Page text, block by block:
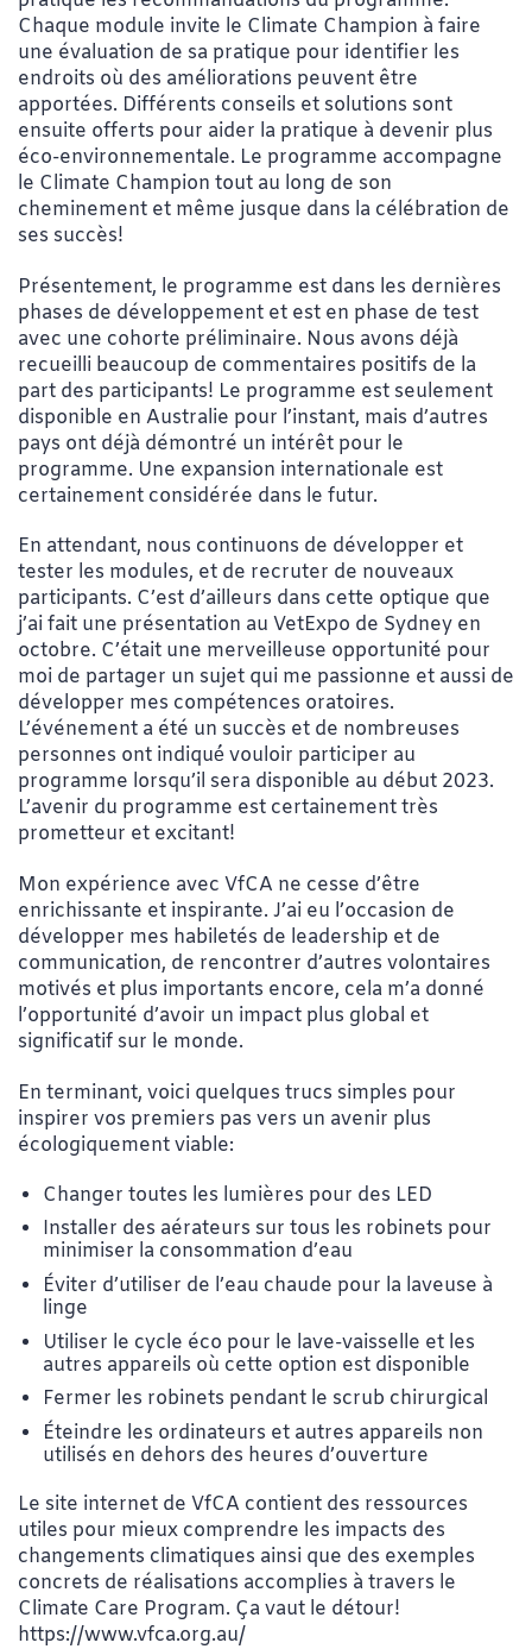
Chaque module invite le Climate Champion à faire
une évaluation de sa pratique pour identifier les
endroits où des améliorations peuvent être
apportées. Différents conseils et solutions sont
ensuite offerts pour aider la pratique à devenir plus
éco-environnementale. Le programme accompagne
le Climate Champion tout au long de son
cheminement et même jusque dans la célébration de
ses succès!
Présentement, le programme est dans les dernières
phases de développement et est en phase de test
avec une cohorte préliminaire. Nous avons déjà
recueilli beaucoup de commentaires positifs de la
part des participants! Le programme est seulement
disponible en Australie pour l’instant, mais d’autres
pays ont déjà démontré un intérêt pour le
programme. Une expansion internationale est
certainement considérée dans le futur.
En attendant, nous continuons de développer et
tester les modules, et de recruter de nouveaux
participants. C’est d’ailleurs dans cette optique que
j’ai fait une présentation au VetExpo de Sydney en
octobre. C’était une merveilleuse opportunité pour
moi de partager un sujet qui me passionne et aussi de
développer mes compétences oratoires.
L’événement a été un succès et de nombreuses
personnes ont indiqué́ vouloir participer au
programme lorsqu’il sera disponible au début 2023.
L’avenir du programme est certainement très
prometteur et excitant!
Mon expérience avec VfCA ne cesse d’être
enrichissante et inspirante. J’ai eu l’occasion de
développer mes habiletés de leadership et de
communication, de rencontrer d’autres volontaires
motivés et plus importants encore, cela m’a donné
l’opportunité d’avoir un impact plus global et
significatif sur le monde.
En terminant, voici quelques trucs simples pour
inspirer vos premiers pas vers un avenir plus
écologiquement viable:
Changer toutes les lumières pour des LED
Installer des aérateurs sur tous les robinets pour
minimiser la consommation d’eau
Éviter d’utiliser de l’eau chaude pour la laveuse à
linge
Utiliser le cycle éco pour le lave-vaisselle et les
autres appareils où cette option est disponible
Fermer les robinets pendant le scrub chirurgical
Éteindre les ordinateurs et autres appareils non
utilisés en dehors des heures d’ouverture
Le site internet de VfCA contient des ressources
utiles pour mieux comprendre les impacts des
changements climatiques ainsi que des exemples
concrets de réalisations accomplies à travers le
Climate Care Program. Ça vaut le détour!
https://www.vfca.org.au/